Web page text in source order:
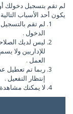
لم تقم بتسجيل دخولك
يكون أحد الأسباب التالية :
لم تقم
الدخول .
ليس لديك
للإداريين ولا
العمل .
ربما تم تعطيل
إنتظار التفعيل .
لا يمكنك